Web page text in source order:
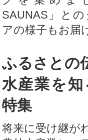
SAUNAS」と
アの様子もお届
ふるさとの
水産業を
特集
将来に受け継が